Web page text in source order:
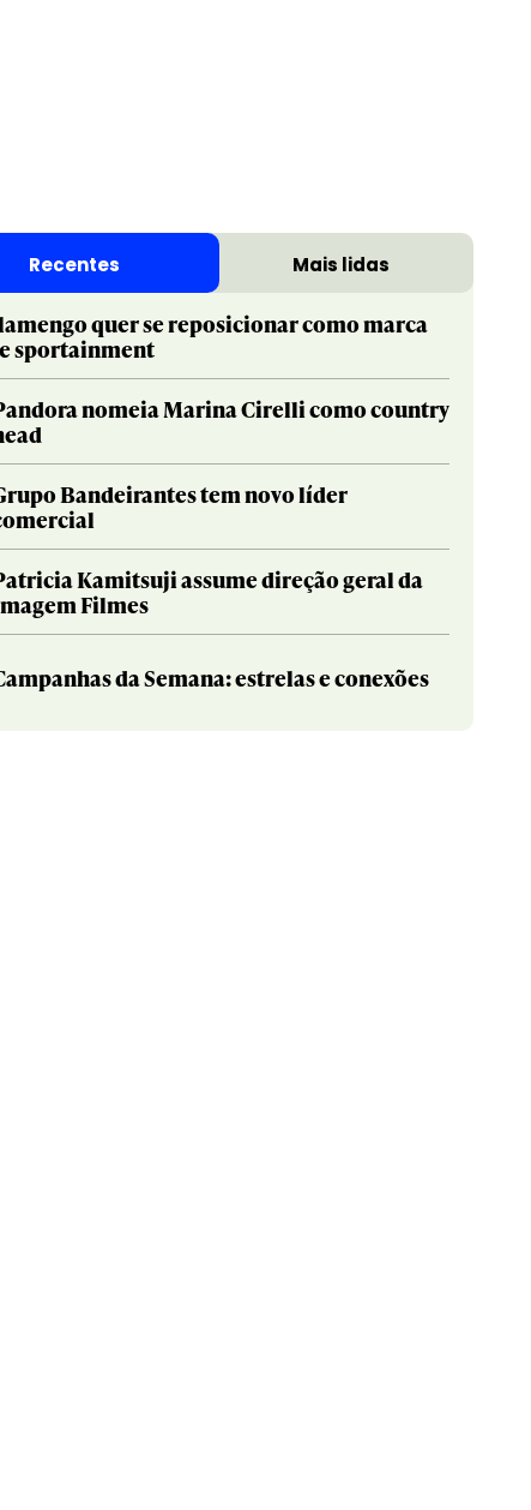
Recentes Mais lidas
quer se reposicionar como marca
sportainment
nomeia Marina Cirelli como country
Bandeirantes tem novo líder
Kamitsuji assume direção geral da
Filmes
da Semana: estrelas e conexões